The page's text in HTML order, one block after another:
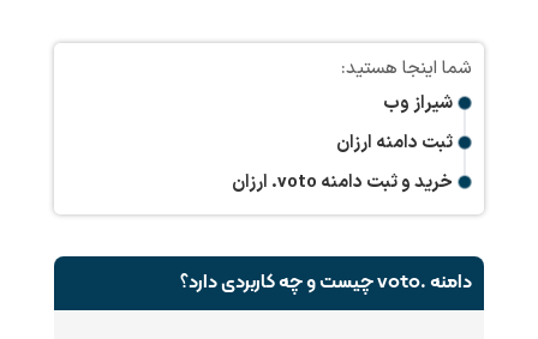
شیراز وب
ثبت دامنه ارزان
خرید و ثبت دامنه .voto ارزان
دامنه .voto چیست و چه کاربردی دارد؟